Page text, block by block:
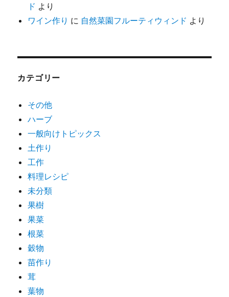
ド より
ワイン作り に 自然菜園フルーティウィンド より
カテゴリー
その他
ハーブ
一般向けトピックス
土作り
工作
料理レシピ
未分類
果樹
果菜
根菜
穀物
苗作り
茸
葉物